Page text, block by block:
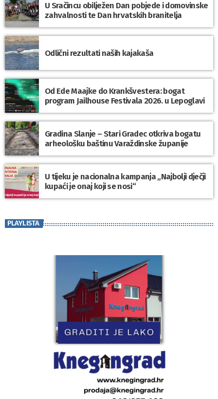
U Sračincu obilježen Dan pobjede i domovinske
zahvalnosti te Dan hrvatskih branitelja
Odlični rezultati naših kajakaša
Od Ede Maajke do Krankšvestera: bogat
program Jailhouse Festivala 2026. u Lepoglavi
Gradina Slanje – Stari Gradec otkriva bogatu
arheološku baštinu Varaždinske županije
U tijeku je nacionalna kampanja „Najbolji dječji
kupaći je onaj koji se nosi“
PLAYLISTA